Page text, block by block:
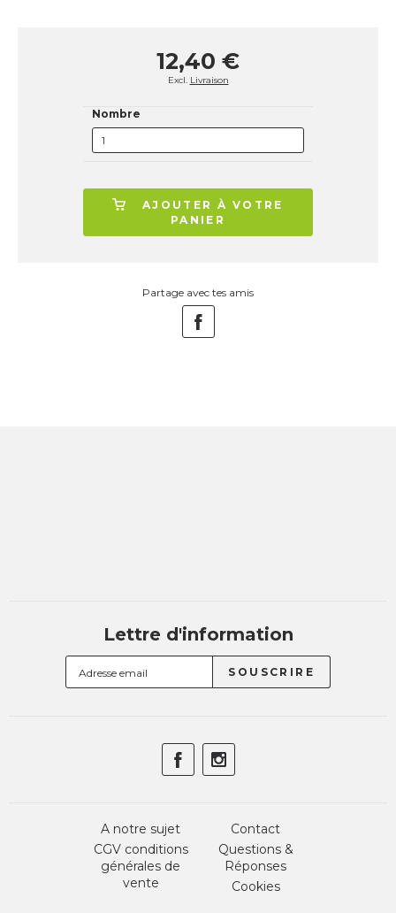
12,40 €
Excl. Livraison
Nombre
AJOUTER À VOTRE
PANIER
Partage avec tes amis
Lettre d'information
A notre sujet
CGV conditions
générales de
vente
Contact
Questions &
Réponses
Cookies